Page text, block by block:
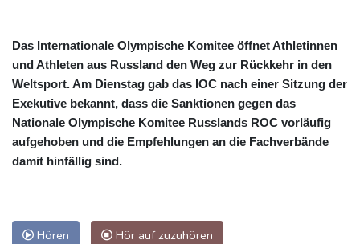
Das Internationale Olympische Komitee öffnet Athletinnen
und Athleten aus Russland den Weg zur Rückkehr in den
Weltsport. Am Dienstag gab das IOC nach einer Sitzung der
Exekutive bekannt, dass die Sanktionen gegen das
Nationale Olympische Komitee Russlands ROC vorläufig
aufgehoben und die Empfehlungen an die Fachverbände
damit hinfällig sind.
Hören Hör auf zuzuhören